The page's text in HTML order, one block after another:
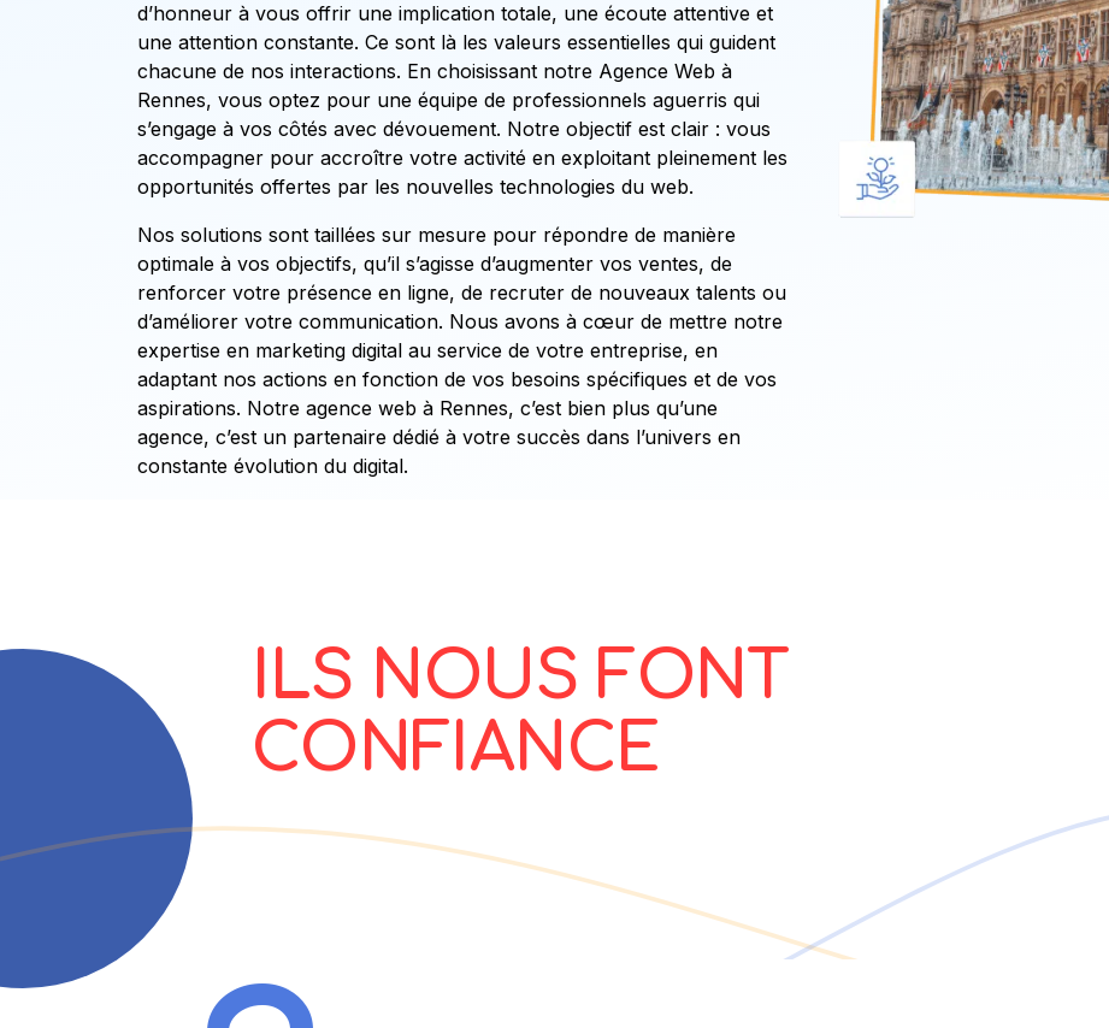
d’honneur à vous offrir une implication totale, une écoute attentive et
une attention constante. Ce sont là les valeurs essentielles qui guident
chacune de nos interactions. En choisissant notre Agence Web à
Rennes, vous optez pour une équipe de professionnels aguerris qui
s’engage à vos côtés avec dévouement. Notre objectif est clair : vous
accompagner pour accroître votre activité en exploitant pleinement les
opportunités offertes par les nouvelles technologies du web.
Nos solutions sont taillées sur mesure pour répondre de manière
optimale à vos objectifs, qu’il s’agisse d’augmenter vos ventes, de
renforcer votre présence en ligne, de recruter de nouveaux talents ou
d’améliorer votre communication. Nous avons à cœur de mettre notre
expertise en marketing digital au service de votre entreprise, en
adaptant nos actions en fonction de vos besoins spécifiques et de vos
aspirations. Notre agence web à Rennes, c’est bien plus qu’une
agence, c’est un partenaire dédié à votre succès dans l’univers en
constante évolution du digital.
ILS NOUS FONT
CONFIANCE